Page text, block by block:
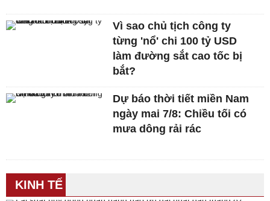
Vì sao chủ tịch công ty
từng 'nổ' chi 100 tỷ USD
làm đường sắt cao tốc bị
bắt?
Dự báo thời tiết miền Nam
ngày mai 7/8: Chiều tối có
mưa dông rải rác
KINH TẾ